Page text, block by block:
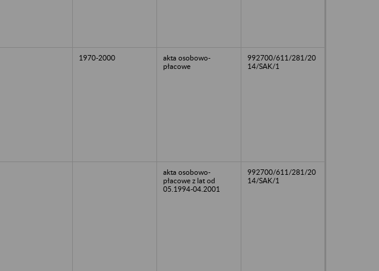
1970-2000
akta osobowo-
płacowe
992700/611/281/20
14/SAK/1
akta osobowo-
płacowe z lat od
05.1994-04.2001
992700/611/281/20
14/SAK/1